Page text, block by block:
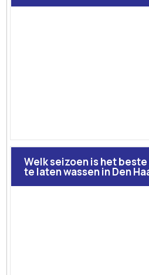
Welk seizoen is het
te laten wassen in Den